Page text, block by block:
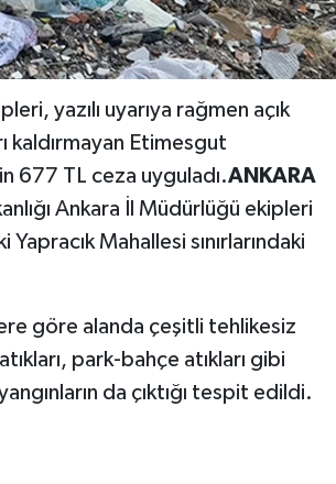
yazılı uyarıya rağmen açık
kaldırmayan Etimesgut
677 TL ceza uyguladı.ANKARA
Ankara İl Müdürlüğü ekipleri
Mahallesi sınırlarındaki
göre alanda çeşitli tehlikesiz
park-bahçe atıkları gibi
da çıktığı tespit edildi.